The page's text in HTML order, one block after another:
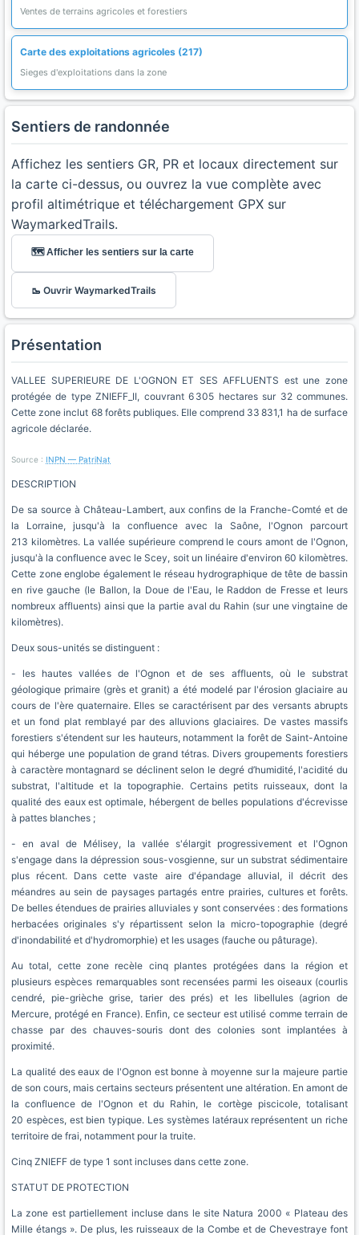
Ventes de terrains agricoles et forestiers
Carte des exploitations agricoles (217)
Sieges d'exploitations dans la zone
Sentiers de randonnée
Affichez les sentiers GR, PR et locaux directement sur
la carte ci-dessus, ou ouvrez la vue complète avec
profil altimétrique et téléchargement GPX sur
WaymarkedTrails.
🗺️ Afficher les sentiers sur la carte
🥾 Ouvrir WaymarkedTrails
Présentation
VALLEE SUPERIEURE DE L'OGNON ET SES AFFLUENTS est une zone
protégée de type ZNIEFF_II, couvrant 6 305 hectares sur 32 communes.
Cette zone inclut 68 forêts publiques. Elle comprend 33 831,1 ha de surface
agricole déclarée.
Source : INPN — PatriNat
DESCRIPTION
De sa source à Château-Lambert, aux confins de la Franche-Comté et de
la Lorraine, jusqu'à la confluence avec la Saône, l'Ognon parcourt
213 kilomètres. La vallée supérieure comprend le cours amont de l'Ognon,
jusqu'à la confluence avec le Scey, soit un linéaire d'environ 60 kilomètres.
Cette zone englobe également le réseau hydrographique de tête de bassin
en rive gauche (le Ballon, la Doue de l'Eau, le Raddon de Fresse et leurs
nombreux affluents) ainsi que la partie aval du Rahin (sur une vingtaine de
kilomètres).
Deux sous-unités se distinguent :
- les hautes vallées de l'Ognon et de ses affluents, où le substrat
géologique primaire (grès et granit) a été modelé par l'érosion glaciaire au
cours de l'ère quaternaire. Elles se caractérisent par des versants abrupts
et un fond plat remblayé par des alluvions glaciaires. De vastes massifs
forestiers s'étendent sur les hauteurs, notamment la forêt de Saint-Antoine
qui héberge une population de grand tétras. Divers groupements forestiers
à caractère montagnard se déclinent selon le degré d’humidité, l'acidité du
substrat, l'altitude et la topographie. Certains petits ruisseaux, dont la
qualité des eaux est optimale, hébergent de belles populations d'écrevisse
à pattes blanches ;
- en aval de Mélisey, la vallée s'élargit progressivement et l'Ognon
s'engage dans la dépression sous-vosgienne, sur un substrat sédimentaire
plus récent. Dans cette vaste aire d'épandage alluvial, il décrit des
méandres au sein de paysages partagés entre prairies, cultures et forêts.
De belles étendues de prairies alluviales y sont conservées : des formations
herbacées originales s'y répartissent selon la micro-topographie (degré
d'inondabilité et d'hydromorphie) et les usages (fauche ou pâturage).
Au total, cette zone recèle cinq plantes protégées dans la région et
plusieurs espèces remarquables sont recensées parmi les oiseaux (courlis
cendré, pie-grièche grise, tarier des prés) et les libellules (agrion de
Mercure, protégé en France). Enfin, ce secteur est utilisé comme terrain de
chasse par des chauves-souris dont des colonies sont implantées à
proximité.
La qualité des eaux de l'Ognon est bonne à moyenne sur la majeure partie
de son cours, mais certains secteurs présentent une altération. En amont de
la confluence de l'Ognon et du Rahin, le cortège piscicole, totalisant
20 espèces, est bien typique. Les systèmes latéraux représentent un riche
territoire de frai, notamment pour la truite.
Cinq ZNIEFF de type 1 sont incluses dans cette zone.
STATUT DE PROTECTION
La zone est partiellement incluse dans le site Natura 2000 « Plateau des
Mille étangs ». De plus, les ruisseaux de la Combe et de Chevestraye font